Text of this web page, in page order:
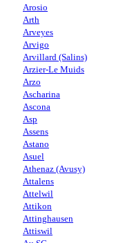
Arosio
Arth
Arveyes
Arvigo
Arvillard (Salins)
Arzier-Le Muids
Arzo
Ascharina
Ascona
Asp
Assens
Astano
Asuel
Athenaz (Avusy)
Attalens
Attelwil
Attikon
Attinghausen
Attiswil